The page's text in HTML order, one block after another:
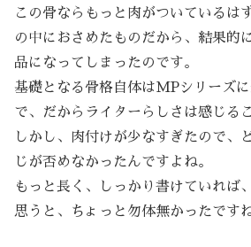
この骨ならもっと肉がついているは
の中におさめたものだから、結果的
品になってしまったのです。
基礎となる骨格自体はMPシリーズ
で、だからライターらしさは感じる
しかし、肉付けが少なすぎたので、
じが否めなかったんですよね。
もっと長く、しっかり書けていれば
思うと、ちょっと勿体無かったですね